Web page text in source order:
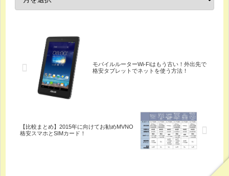
モバイルルーターWi-Fiはもう古い！外出先で
格安タブレットでネットを使う方法！
【比較まとめ】2015年に向けてお勧めMVNO
格安スマホとSIMカード！